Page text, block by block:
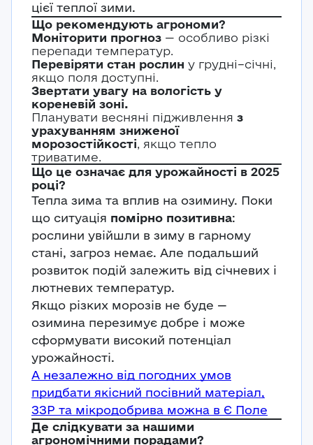
цієї теплої зими.
Що рекомендують агрономи?
Моніторити прогноз — особливо різкі
перепади температур.
Перевіряти стан рослин у грудні–січні,
якщо поля доступні.
Звертати увагу на вологість у
кореневій зоні.
Планувати весняні підживлення з
урахуванням зниженої
морозостійкості, якщо тепло
триватиме.
Що це означає для урожайності в 2025
році?
Тепла зима та вплив на озимину. Поки
що ситуація помірно позитивна:
рослини увійшли в зиму в гарному
стані, загроз немає. Але подальший
розвиток подій залежить від січневих і
лютневих температур.
Якщо різких морозів не буде —
озимина перезимує добре і може
сформувати високий потенціал
урожайності.
А незалежно від погодних умов
придбати якісний посівний матеріал,
ЗЗР та мікродобрива можна в Є Поле
Де слідкувати за нашими
агрономічними порадами?
Ваші враження*
Ваша оцінка
Авторизація
E-mail*
Пароль*
Забули пароль? Реєстрація
Увійти